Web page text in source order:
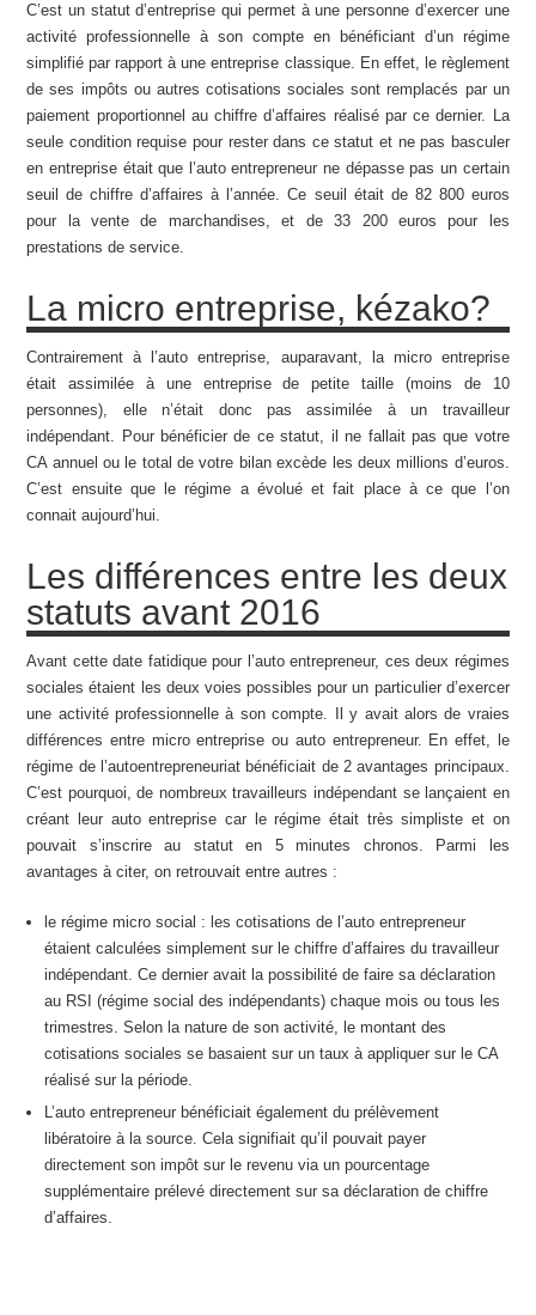
C’est un statut d’entreprise qui permet à une personne d’exercer une
activité professionnelle à son compte en bénéficiant d’un régime
simplifié par rapport à une entreprise classique. En effet, le règlement
de ses impôts ou autres cotisations sociales sont remplacés par un
paiement proportionnel au chiffre d’affaires réalisé par ce dernier. La
seule condition requise pour rester dans ce statut et ne pas basculer
en entreprise était que l’auto entrepreneur ne dépasse pas un certain
seuil de chiffre d’affaires à l’année. Ce seuil était de 82 800 euros
pour la vente de marchandises, et de 33 200 euros pour les
prestations de service.
La micro entreprise, kézako?
Contrairement à l’auto entreprise, auparavant, la micro entreprise
était assimilée à une entreprise de petite taille (moins de 10
personnes), elle n’était donc pas assimilée à un travailleur
indépendant. Pour bénéficier de ce statut, il ne fallait pas que votre
CA annuel ou le total de votre bilan excède les deux millions d’euros.
C’est ensuite que le régime a évolué et fait place à ce que l’on
connait aujourd’hui.
Les différences entre les deux
statuts avant 2016
Avant cette date fatidique pour l’auto entrepreneur, ces deux régimes
sociales étaient les deux voies possibles pour un particulier d’exercer
une activité professionnelle à son compte. Il y avait alors de vraies
différences entre micro entreprise ou auto entrepreneur. En effet, le
régime de l’autoentrepreneuriat bénéficiait de 2 avantages principaux.
C’est pourquoi, de nombreux travailleurs indépendant se lançaient en
créant leur auto entreprise car le régime était très simpliste et on
pouvait s’inscrire au statut en 5 minutes chronos. Parmi les
avantages à citer, on retrouvait entre autres :
le régime micro social : les cotisations de l’auto entrepreneur
étaient calculées simplement sur le chiffre d’affaires du travailleur
indépendant. Ce dernier avait la possibilité de faire sa déclaration
au RSI (régime social des indépendants) chaque mois ou tous les
trimestres. Selon la nature de son activité, le montant des
cotisations sociales se basaient sur un taux à appliquer sur le CA
réalisé sur la période.
L’auto entrepreneur bénéficiait également du prélèvement
libératoire à la source. Cela signifiait qu’il pouvait payer
directement son impôt sur le revenu via un pourcentage
supplémentaire prélevé directement sur sa déclaration de chiffre
d’affaires.